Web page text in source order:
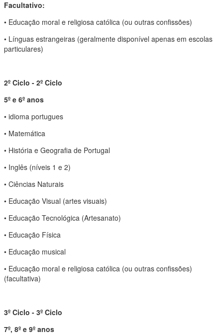
Facultativo:
• Educação moral e religiosa católica (ou outras confissões)
• Línguas estrangeiras (geralmente disponível apenas em escolas
particulares)
2º Ciclo - 2º Ciclo
5º e 6º anos
• idioma portugues
• Matemática
• História e Geografia de Portugal
• Inglês (níveis 1 e 2)
• Ciências Naturais
• Educação Visual (artes visuais)
• Educação Tecnológica (Artesanato)
• Educação Física
• Educação musical
• Educação moral e religiosa católica (ou outras confissões)
(facultativa)
3º Ciclo - 3º Ciclo
7º, 8º e 9º anos